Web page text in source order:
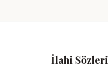
İlahi Sözleri